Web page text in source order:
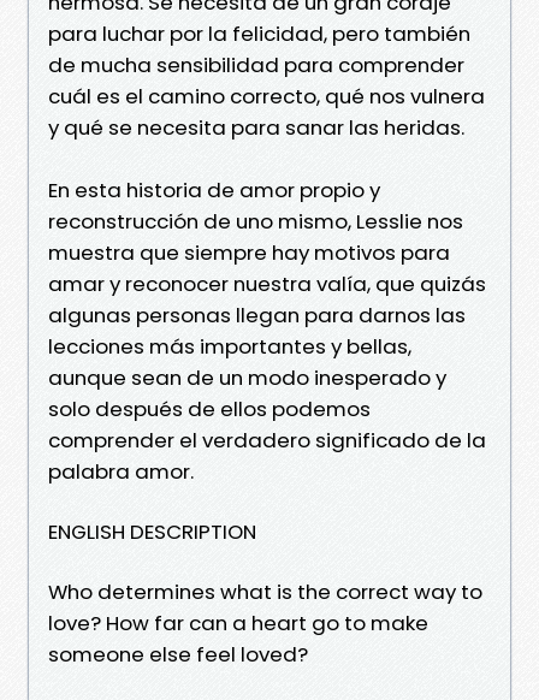
para luchar por la felicidad, pero también
de mucha sensibilidad para comprender
cuál es el camino correcto, qué nos vulnera
y qué se necesita para sanar las heridas.
En esta historia de amor propio y
reconstrucción de uno mismo, Lesslie nos
muestra que siempre hay motivos para
amar y reconocer nuestra valía, que quizás
algunas personas llegan para darnos las
lecciones más importantes y bellas,
aunque sean de un modo inesperado y
solo después de ellos podemos
comprender el verdadero significado de la
palabra amor.
ENGLISH DESCRIPTION
Who determines what is the correct way to
love? How far can a heart go to make
someone else feel loved?